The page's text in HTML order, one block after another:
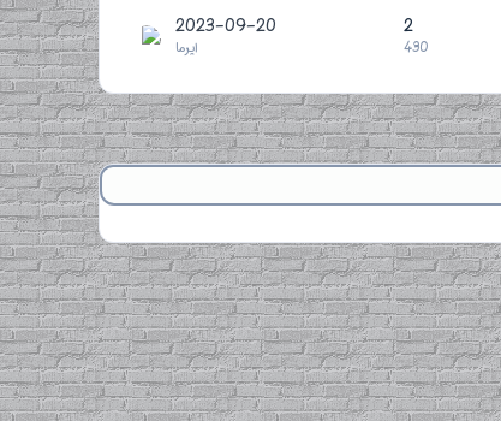
2
430
2023-09-20
ایرما